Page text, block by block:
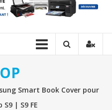
Smart Book Cover pour
S9 | S9 FE